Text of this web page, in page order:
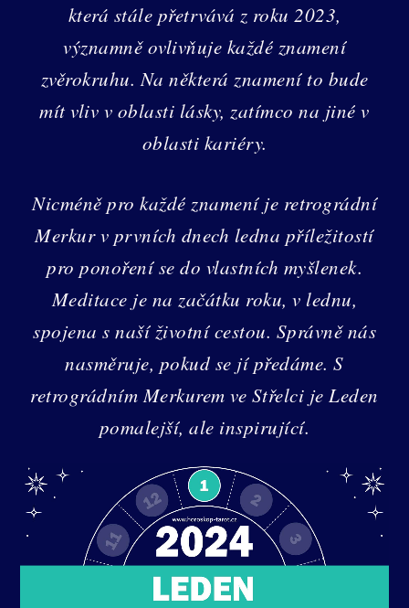
která stále přetrvává z roku 2023,
významně ovlivňuje každé znamení
zvěrokruhu. Na některá znamení to bude
mít vliv v oblasti lásky, zatímco na jiné v
oblasti kariéry.
Nicméně pro každé znamení je retrográdní
Merkur v prvních dnech ledna příležitostí
pro ponoření se do vlastních myšlenek.
Meditace je na začátku roku, v lednu,
spojena s naší životní cestou. Správně nás
nasměruje, pokud se jí předáme. S
retrográdním Merkurem ve Střelci je Leden
pomalejší, ale inspirující.